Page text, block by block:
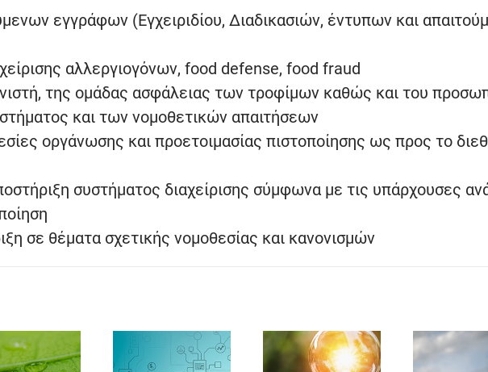
εγγράφων (Εγχειριδίου, Διαδικασιών, έντυπων και
αλλεργιογόνων, food defense, food fraud
της ομάδας ασφάλειας των τροφίμων καθώς και του
και των νομοθετικών απαιτήσεων
οργάνωσης και προετοιμασίας πιστοποίησης ως προς το
συστήματος διαχείρισης σύμφωνα με τις υπάρχουσες
σε θέματα σχετικής νομοθεσίας και κανονισμών